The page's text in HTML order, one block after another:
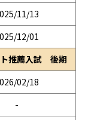
11/13
12/01
推薦入試 後期
02/18
-